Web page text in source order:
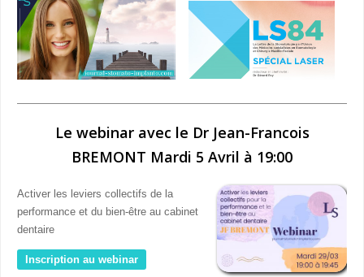
Le webinar avec le Dr Jean-Francois
BREMONT Mardi 5 Avril à 19:00
Activer les leviers collectifs de la
performance et du bien-être au cabinet
dentaire
Inscription au webinar